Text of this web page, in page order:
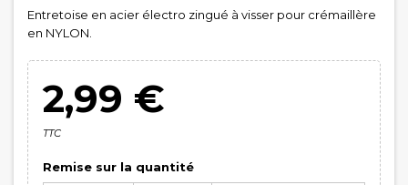
Entretoise en acier électro zingué à visser pour crémaillère
en NYLON.
2,99 €
TTC
Remise sur la quantité